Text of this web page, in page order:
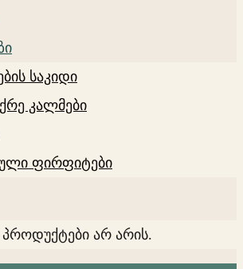
საკიდი
კალმები
ფირფიტები
არ არის.